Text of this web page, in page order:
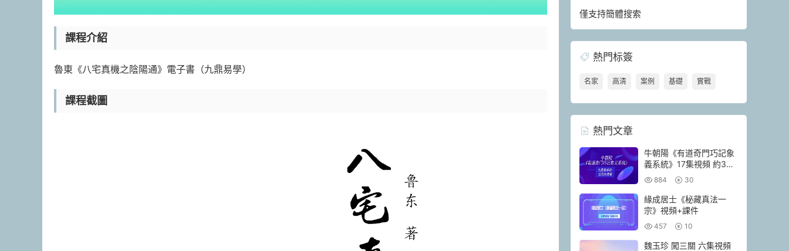
課程介紹
魯東《八宅真機之陰陽通》電子書（九鼎易學）
課程截圖
僅支持簡體搜索
熱門标簽
名家 高清 案例 基礎 實戰
熱門文章
牛朝陽《有道奇門巧記象
義系統》17集視頻 約3小
時 884 30
緣成居士《秘藏真法一
宗》視頻+課件
457 10
魏玉珍 闖三關 六集視頻